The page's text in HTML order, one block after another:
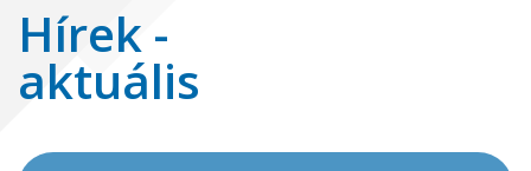
Hírek -
aktuális